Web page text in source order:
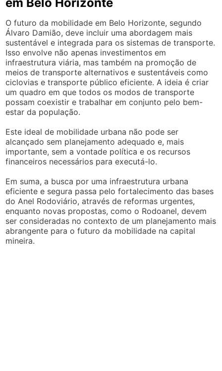
O futuro da mobilidade em Belo Horizonte, segundo
Álvaro Damião, deve incluir uma abordagem mais
sustentável e integrada para os sistemas de transporte.
Isso envolve não apenas investimentos em
infraestrutura viária, mas também na promoção de
meios de transporte alternativos e sustentáveis como
ciclovias e transporte público eficiente. A ideia é criar
um quadro em que todos os modos de transporte
possam coexistir e trabalhar em conjunto pelo bem-
estar da população.
Este ideal de mobilidade urbana não pode ser
alcançado sem planejamento adequado e, mais
importante, sem a vontade política e os recursos
financeiros necessários para executá-lo.
Em suma, a busca por uma infraestrutura urbana
eficiente e segura passa pelo fortalecimento das bases
do Anel Rodoviário, através de reformas urgentes,
enquanto novas propostas, como o Rodoanel, devem
ser consideradas no contexto de um planejamento mais
abrangente para o futuro da mobilidade na capital
mineira.